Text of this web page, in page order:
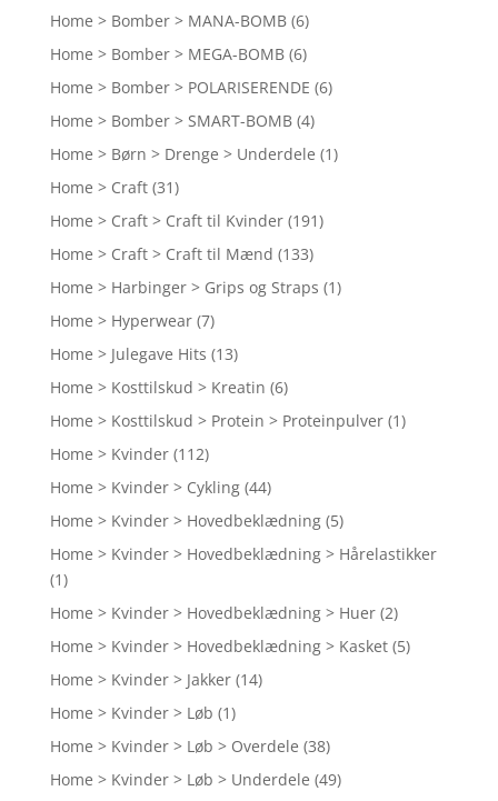
Home > Bomber > MANA-BOMB (6)
Home > Bomber > MEGA-BOMB (6)
Home > Bomber > POLARISERENDE (6)
Home > Bomber > SMART-BOMB (4)
Home > Børn > Drenge > Underdele (1)
Home > Craft (31)
Home > Craft > Craft til Kvinder (191)
Home > Craft > Craft til Mænd (133)
Home > Harbinger > Grips og Straps (1)
Home > Hyperwear (7)
Home > Julegave Hits (13)
Home > Kosttilskud > Kreatin (6)
Home > Kosttilskud > Protein > Proteinpulver (1)
Home > Kvinder (112)
Home > Kvinder > Cykling (44)
Home > Kvinder > Hovedbeklædning (5)
Home > Kvinder > Hovedbeklædning > Hårelastikker
(1)
Home > Kvinder > Hovedbeklædning > Huer (2)
Home > Kvinder > Hovedbeklædning > Kasket (5)
Home > Kvinder > Jakker (14)
Home > Kvinder > Løb (1)
Home > Kvinder > Løb > Overdele (38)
Home > Kvinder > Løb > Underdele (49)